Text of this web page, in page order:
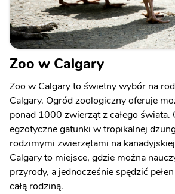
Zoo w Calgary
Zoo w Calgary to świetny wybór na
Calgary. Ogród zoologiczny oferuje
ponad 1000 zwierząt z całego świata.
egzotyczne gatunki w tropikalnej
rodzimymi zwierzętami na
Calgary to miejsce, gdzie można
przyrody, a jednocześnie spędzić
całą rodziną.